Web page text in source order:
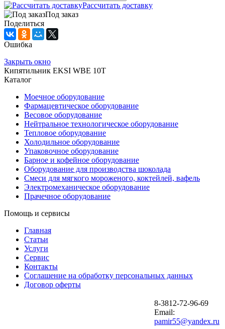
Рассчитать доставку
Под заказ
Поделиться
Ошибка
Закрыть окно
Кипятильник EKSI WBE 10T
Каталог
Моечное оборудование
Фармацевтическое оборудование
Весовое оборудование
Нейтральное технологическое оборудование
Тепловое оборудование
Холодильное оборудование
Упаковочное оборудование
Барное и кофейное оборудование
Оборудование для производства шоколада
Смеси для мягкого мороженого, коктейлей, вафель
Электромеханическое оборудование
Прачечное оборудование
Помощь и сервисы
Главная
Статьи
Услуги
Сервис
Контакты
Соглашение на обработку персональных данных
Договор оферты
8-3812-72-96-69
Email:
pamir55@yandex.ru